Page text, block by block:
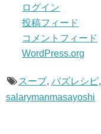
ログイン
投稿フィード
コメントフィード
WordPress.org
スープ, バズレシピ,
salarymanmasayoshi